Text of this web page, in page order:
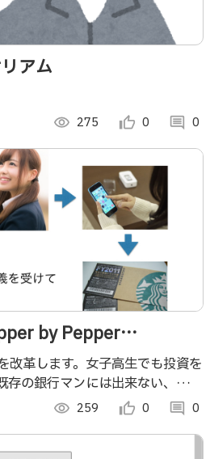
アム
visibility 275 thumb_up_alt 0 comment 0
by Pepper
改革します。女子高生でも投資を
の銀行マンには出来ない、
です！ visibility 259 thumb_up_alt 0 comment 0